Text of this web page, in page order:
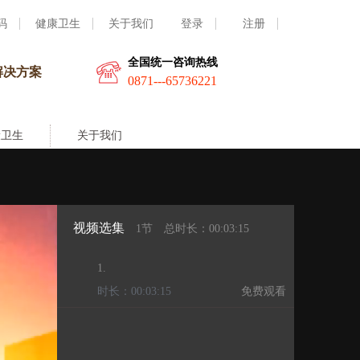
健康卫生 关于我们 登录 注册
决方案
全国统一咨询热线
0871---65736221
生 关于我们
视频选集 1节 总时长：00:03:15
1.
时长：00:03:15
免费观看